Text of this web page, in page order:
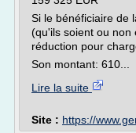
Si le bénéficiaire de
(qu'ils soient ou non
réduction pour
Son montant: 610...
Lire la suite
Site : https://